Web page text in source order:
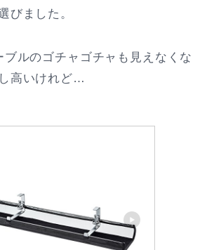
びました。
ブルのゴチャゴチャも見えなくな
高いけれど…